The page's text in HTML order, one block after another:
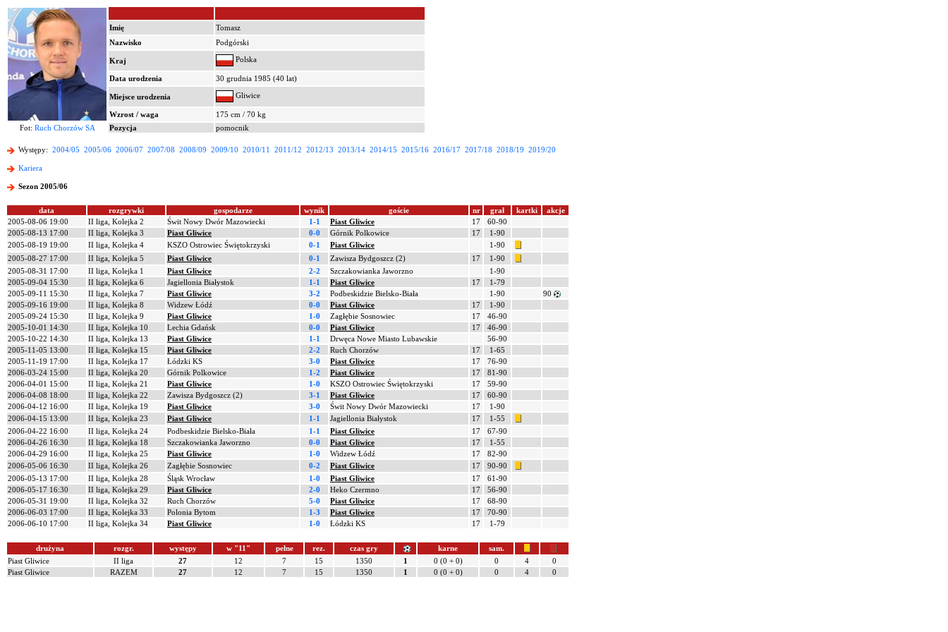
Imię
Tomasz
Nazwisko
Podgórski
Kraj Polska
Data urodzenia 30 grudnia 1985 (40 lat)
Miejsce urodzenia Gliwice
Wzrost / waga
175 cm / 70 kg
Fot: Ruch Chorzów SA Pozycja pomocnik
Występy: 2004/05 2005/06 2006/07 2007/08 2008/09 2009/10 2010/11 2011/12 2012/13 2013/14 2014/15 2015/16 2016/17 2017/18 2018/19 2019/20
Kariera
Sezon 2005/06
data rozgrywki gospodarze wynik goście nr grał kartki
akcje
2005-08-06 19:00
II liga, Kolejka 2 Świt Nowy Dwór Mazowiecki 1-1 Piast Gliwice 17
60-90
2005-08-13 17:00
II liga, Kolejka 3 Piast Gliwice 0-0 Górnik Polkowice 17
1-90
2005-08-19 19:00
II liga, Kolejka 4 KSZO Ostrowiec Świętokrzyski 0-1 Piast Gliwice
1-90
2005-08-27 17:00
II liga, Kolejka 5 Piast Gliwice 0-1 Zawisza Bydgoszcz (2) 17
1-90
2005-08-31 17:00
II liga, Kolejka 1 Piast Gliwice 2-2 Szczakowianka Jaworzno
1-90
2005-09-04 15:30
II liga, Kolejka 6 Jagiellonia Białystok 1-1 Piast Gliwice 17
1-79
2005-09-11 15:30
II liga, Kolejka 7 Piast Gliwice 3-2 Podbeskidzie Bielsko-Biała 1-90
90
2005-09-16 19:00
II liga, Kolejka 8 Widzew Łódź 0-0 Piast Gliwice 17
1-90
2005-09-24 15:30
II liga, Kolejka 9 Piast Gliwice 1-0 Zagłębie Sosnowiec 17
46-90
2005-10-01 14:30
II liga, Kolejka 10 Lechia Gdańsk 0-0 Piast Gliwice 17
46-90
2005-10-22 14:30
II liga, Kolejka 13 Piast Gliwice 1-1 Drwęca Nowe Miasto Lubawskie
56-90
2005-11-05 13:00
II liga, Kolejka 15 Piast Gliwice 2-2 Ruch Chorzów 17
1-65
2005-11-19 17:00
II liga, Kolejka 17 Łódzki KS 3-0 Piast Gliwice 17
76-90
2006-03-24 15:00
II liga, Kolejka 20 Górnik Polkowice 1-2 Piast Gliwice 17
81-90
2006-04-01 15:00
II liga, Kolejka 21 Piast Gliwice 1-0 KSZO Ostrowiec Świętokrzyski 17
59-90
2006-04-08 18:00
II liga, Kolejka 22 Zawisza Bydgoszcz (2) 3-1 Piast Gliwice 17
60-90
2006-04-12 16:00
II liga, Kolejka 19 Piast Gliwice 3-0 Świt Nowy Dwór Mazowiecki 17
1-90
2006-04-15 13:00
II liga, Kolejka 23 Piast Gliwice 1-1 Jagiellonia Białystok 17
1-55
2006-04-22 16:00
II liga, Kolejka 24 Podbeskidzie Bielsko-Biała 1-1 Piast Gliwice 17
67-90
2006-04-26 16:30
II liga, Kolejka 18 Szczakowianka Jaworzno 0-0 Piast Gliwice 17
1-55
2006-04-29 16:00
II liga, Kolejka 25 Piast Gliwice 1-0 Widzew Łódź 17
82-90
2006-05-06 16:30
II liga, Kolejka 26 Zagłębie Sosnowiec 0-2 Piast Gliwice 17
90-90
2006-05-13 17:00
II liga, Kolejka 28 Śląsk Wrocław 1-0 Piast Gliwice 17
61-90
2006-05-17 16:30
II liga, Kolejka 29 Piast Gliwice 2-0 Heko Czermno 17
56-90
2006-05-31 19:00
II liga, Kolejka 32 Ruch Chorzów 5-0 Piast Gliwice 17
68-90
2006-06-03 17:00
II liga, Kolejka 33 Polonia Bytom 1-3 Piast Gliwice 17
70-90
2006-06-10 17:00
II liga, Kolejka 34 Piast Gliwice 1-0 Łódzki KS 17 1-79
drużyna rozgr. występy w "11" pełne rez. czas gry karne
sam.
Piast Gliwice
II liga 27 12 7 15 1350 1 0 (0 + 0) 0 4
0
Piast Gliwice
RAZEM 27 12 7 15 1350 1 0 (0 + 0) 0 4 0